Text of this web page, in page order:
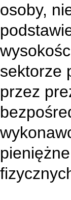
osoby,
sektorze
przez